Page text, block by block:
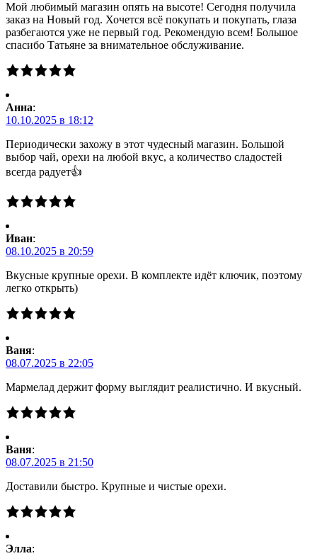
Мой любимый магазин опять на высоте! Сегодня получила
заказ на Новый год. Хочется всё покупать и покупать, глаза
разбегаются уже не первый год. Рекомендую всем! Большое
спасибо Татьяне за внимательное обслуживание.
Анна:
10.10.2025 в 18:12
Периодически захожу в этот чудесный магазин. Большой
выбор чай, орехи на любой вкус, а количество сладостей
всегда радует👍
Иван:
08.10.2025 в 20:59
Вкусные крупные орехи. В комплекте идёт ключик, поэтому
легко открыть)
Ваня:
08.07.2025 в 22:05
Мармелад держит форму выглядит реалистично. И вкусный.
Ваня:
08.07.2025 в 21:50
Доставили быстро. Крупные и чистые орехи.
Элла: